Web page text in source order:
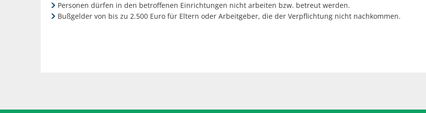
Personen dürfen in den betroffenen Einrichtungen nicht arbeiten bzw. betreut werden.
Bußgelder von bis zu 2.500 Euro für Eltern oder Arbeitgeber, die der Verpflichtung nicht nachkommen.